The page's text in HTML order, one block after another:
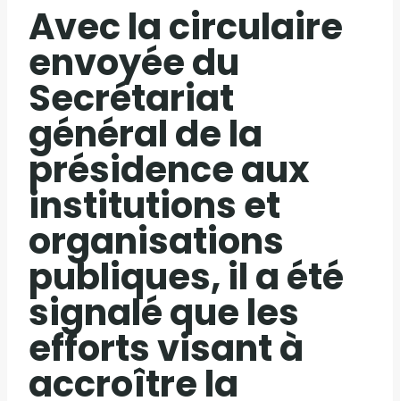
Avec la circulaire
envoyée du
Secrétariat
général de la
présidence aux
institutions et
organisations
publiques, il a été
signalé que les
efforts visant à
accroître la